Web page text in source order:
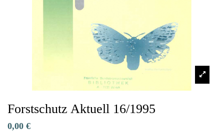
Forstschutz Aktuell 16/1995
0,00 €